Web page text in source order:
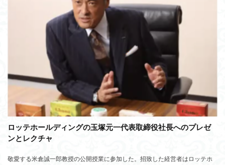
ロッテホールディングの玉塚元一代表取締役社長へのプレゼ
ンとレクチャ
敬愛する米倉誠一郎教授の公開授業に参加した。招致した経営者はロッテホ